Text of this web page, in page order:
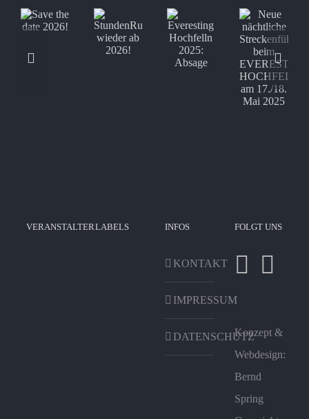
StundenRundenLauf
Everesting
Hochfelln
nächtliche
Streckenführung
beim
EVERESTING
HOCHFELLN
am
17.
und
VERANSTALTERLABELS INFOS
KONTAKT
IMPRESSUM
DATENSCHUTZ
FOLGT UNS
Konzept &
Webdesign:
Bernd
Spring